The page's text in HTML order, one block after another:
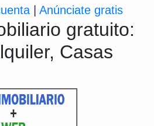
Anúnciate gratis
gratuito:
Casas